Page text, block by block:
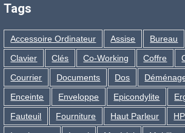
Tags
Accessoire Ordinateur Assise Bureau
Clavier
Clés Co-Working Coffre
Courrier
Documents Dos
Enceinte
Enveloppe Epicondylite
Fauteuil
Fourniture Haut Parleur
HP